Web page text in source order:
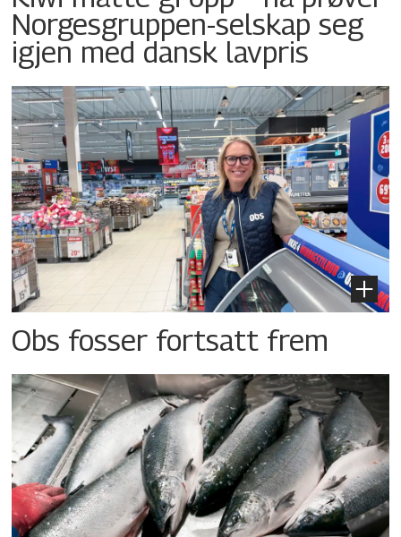
Norgesgruppen-selskap seg
igjen med dansk lavpris
Obs fosser fortsatt frem